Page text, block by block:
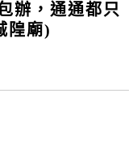
辦，通通都只
隍廟)